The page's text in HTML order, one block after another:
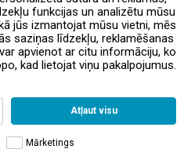
funkcijas un analizētu mūsu
jūs izmantojat mūsu vietni, mēs
saziņas līdzekļu, reklamēšanas
apvienot ar citu informāciju, ko
kad lietojat viņu pakalpojumus.
Atļaut visu
Mārketings